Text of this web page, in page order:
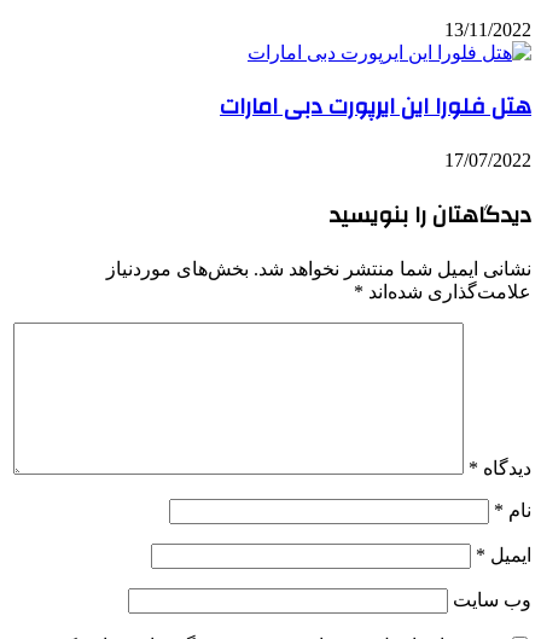
13/11/2022
هتل فلورا این ایرپورت دبی امارات
17/07/2022
دیدگاهتان را بنویسید
نشانی ایمیل شما منتشر نخواهد شد. بخش‌های موردنیاز
علامت‌گذاری شده‌اند *
دیدگاه *
نام *
ایمیل *
وب‌ سایت